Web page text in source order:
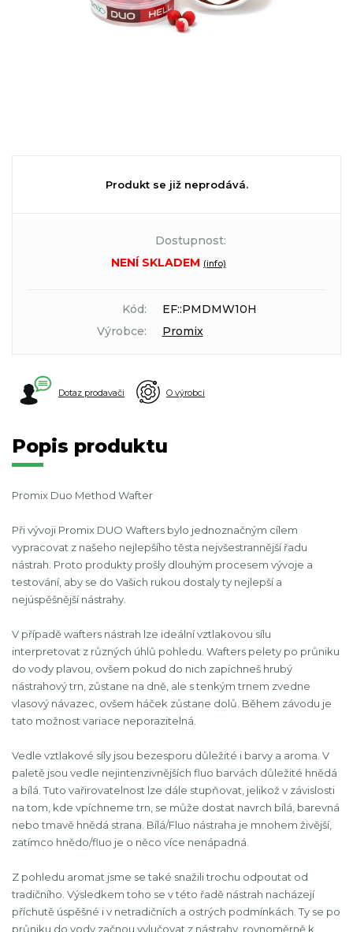
Produkt se již neprodává.
Dostupnost:
NENÍ SKLADEM (info)
Kód:
EF::PMDMW10H
Výrobce:
Promix
Dotaz prodavači O výrobci
Popis produktu
Promix Duo Method Wafter
Při vývoji Promix DUO Wafters bylo jednoznačným cílem
vypracovat z našeho nejlepšího těsta nejvšestrannější řadu
nástrah. Proto produkty prošly dlouhým procesem vývoje a
testování, aby se do Vašich rukou dostaly ty nejlepší a
nejúspěšnější nástrahy.
V případě wafters nástrah lze ideální vztlakovou sílu
interpretovat z různých úhlů pohledu. Wafters pelety po průniku
do vody plavou, ovšem pokud do nich zapíchneš hrubý
nástrahový trn, zůstane na dně, ale s tenkým trnem zvedne
vlasový návazec, ovšem háček zůstane dolů. Během závodu je
tato možnost variace neporazitelná.
Vedle vztlakové síly jsou bezesporu důležité i barvy a aroma. V
paletě jsou vedle nejintenzivnějších fluo barvách důležité hnědá
a bílá. Tuto vařirovatelnost lze dále stupňovat, jelikož v závislosti
na tom, kde vpíchneme trn, se může dostat navrch bílá, barevná
nebo tmavě hnědá strana. Bílá/Fluo nástraha je mnohem živější,
zatímco hnědo/fluo je o něco více nenápadná.
Z pohledu aromat jsme se také snažili trochu odpoutat od
tradičního. Výsledkem toho se v této řadě nástrah nacházejí
příchutě úspěšné i v netradičních a ostrých podmínkách. Ty se po
průniku do vody začnou vylučovat z nástrahy, rovnoměrně k